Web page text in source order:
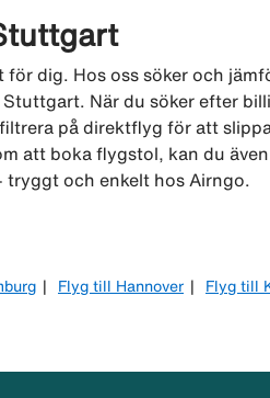
dig. Hos oss söker och
När du söker efter
på direktflyg för att slippa
att boka flygstol, kan du
och enkelt hos Airngo.
Flyg till Hannover Flyg till